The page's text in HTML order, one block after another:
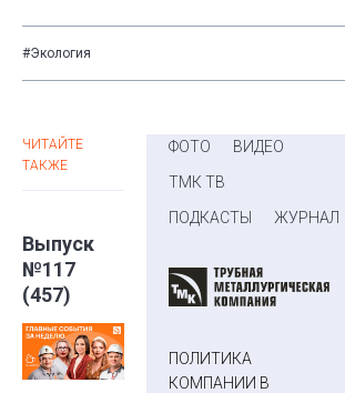
#Экология
ЧИТАЙТЕ
ТАКЖЕ
Выпуск
№117
(457)
ФОТО
ВИДЕО
ТМК ТВ
ПОДКАСТЫ
ЖУРНАЛ
ПОЛИТИКА
КОМПАНИИ В